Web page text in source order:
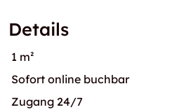
Details
1 m²
Sofort online buchbar
Zugang 24/7